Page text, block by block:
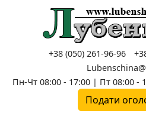
+38 (050) 261-96-96
Пн-Чт 08:00 - 17:00 | Пт 08:00 -
Подати